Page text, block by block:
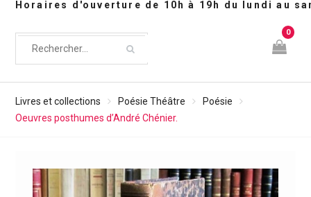
0
Livres et collections Poésie Théâtre
Poésie
Oeuvres posthumes d’André Chénier.